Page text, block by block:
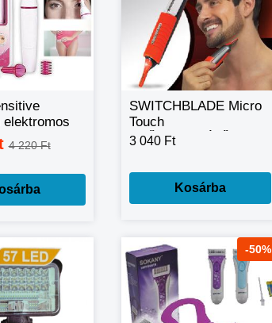
elektromos
szőrvágó
4 220 Ft
SWITCHBLADE Micro
Touch
SZŐRTELENÍTŐ
3 040 Ft
Kosárba
-50%